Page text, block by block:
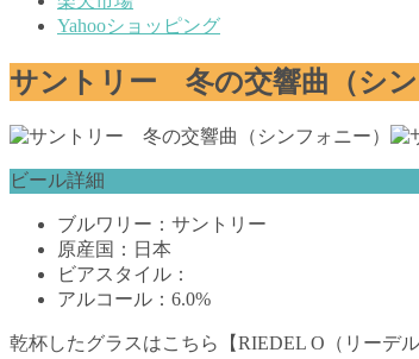
Yahooショッピング
サントリー 冬の交響曲（シン
ビール詳細
ブルワリー：サントリー
原産国：日本
ビアスタイル：
アルコール：6.0%
乾杯したグラスはこちら【RIEDEL O（リーデ